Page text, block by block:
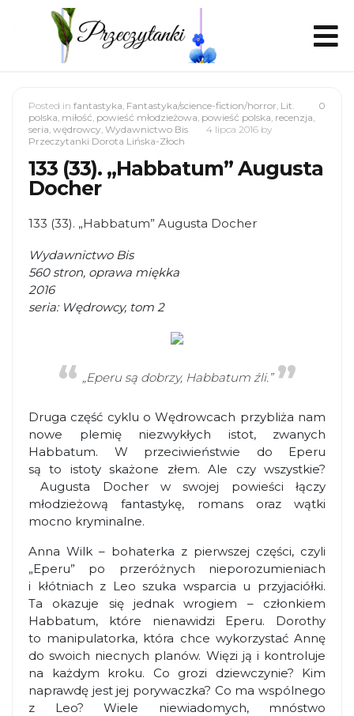
0
Posted in fantastyka, Fantastyka/science-fiction/horror, Lit.
polska, miłość, powieść młodzieżowa, powieść polska, recenzja,
seria, wędrowcy, Wydawnictwo Bis 4 lipca 2016 by
Przeczytanki Dorota Lińska-Złoch
133 (33). „Habbatum” Augusta
Docher
133 (33). „Habbatum” Augusta Docher
Wydawnictwo Bis
560 stron, oprawa miękka
2016
seria: Wędrowcy, tom 2
„Eperu są dobrzy, Habbatum źli.”
Druga część cyklu o Wędrowcach przybliża nam
nowe plemię niezwykłych istot, zwanych
Habbatum. W przeciwieństwie do Eperu
są to istoty skażone złem. Ale czy wszystkie?
Augusta Docher w swojej powieści łączy
młodzieżową fantastykę, romans oraz wątki
mocno kryminalne.
Anna Wilk – bohaterka z pierwszej części, czyli
„Eperu” po przeróżnych nieporozumieniach
i kłótniach z Leo szuka wsparcia u przyjaciółki.
Ta okazuje się jednak wrogiem – członkiem
Habbatum, które nienawidzi Eperu. Dorothy
to manipulatorka, która chce wykorzystać Annę
do swoich niecnych planów. Więzi ją i kontroluje
na każdym kroku. Co grozi dziewczynie? Kim
naprawdę jest jej porywaczka? Co ma wspólnego
z Leo? Wiele niewiadomych, mnóstwo